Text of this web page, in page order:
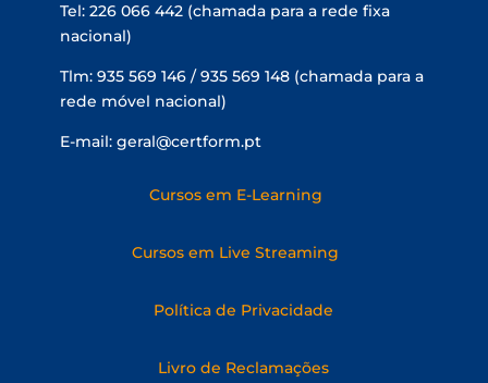
Tel: 226 066 442 (chamada para a rede fixa
nacional)
Tlm: 935 569 146 / 935 569 148 (chamada para a
rede móvel nacional)
E-mail: geral@certform.pt
Cursos em E-Learning
Cursos em Live Streaming
Política de Privacidade
Livro de Reclamações